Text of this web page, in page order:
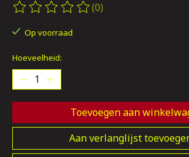
De beoordeling van dit product is
(0)
Op voorraad
Hoeveelheid:
Toevoegen aan
Aan verlanglijst